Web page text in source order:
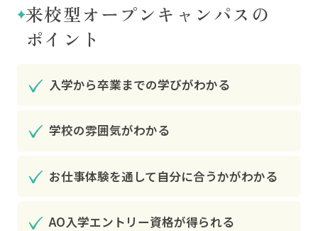
来校型オープンキャンパスの
ポイント
入学から卒業までの学びがわかる
学校の雰囲気がわかる
お仕事体験を通して自分に合うかがわかる
AO入学エントリー資格が得られる